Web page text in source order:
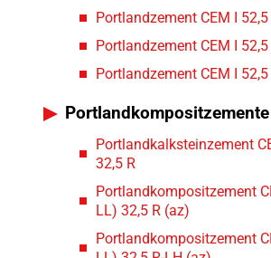
Portlandzement CEM I 52,5
Portlandzement CEM I
Portlandzement CEM I
Portlandkalksteinzement
32,5 R
Portlandkompositzement
LL) 32,5 R (az)
Portlandkompositzement